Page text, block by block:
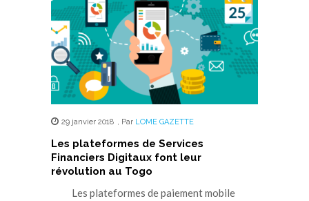
29 janvier 2018 , Par LOME GAZETTE
Les plateformes de Services
Financiers Digitaux font leur
révolution au Togo
Les plateformes de paiement mobile